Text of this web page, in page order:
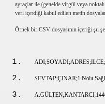
ayraçlar ile (genelde virgül veya
veri içerdiği kabul edilen metin
Örnek bir CSV dosyasının içeriği şu
SEVTAP;ÇINAR;1 Nolu